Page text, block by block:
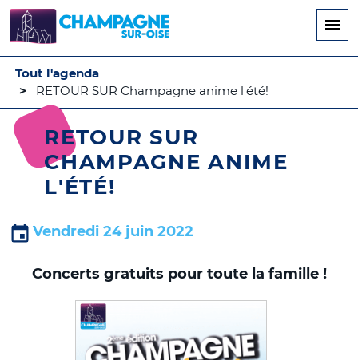
Tout l'agenda
RETOUR SUR Champagne anime l'été!
RETOUR SUR
CHAMPAGNE ANIME
L'ÉTÉ!
Vendredi 24 juin 2022
Concerts gratuits pour toute la famille !